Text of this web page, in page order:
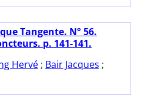
Tangente. N° 56.
p. 141-141.
Hervé ; Bair Jacques ;